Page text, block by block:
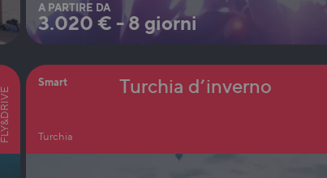
A PARTIRE DA
3.020 € -8 giorni
FLY&DRIVE
Smart
Turchia
Turchia d’inverno